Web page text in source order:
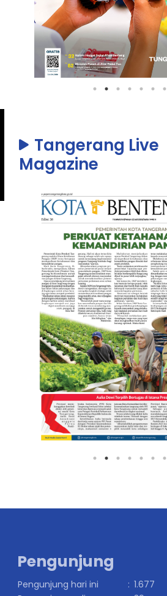
Tangerang Live
Magazine
Pengunjung
Pengunjung hari ini : 1.677